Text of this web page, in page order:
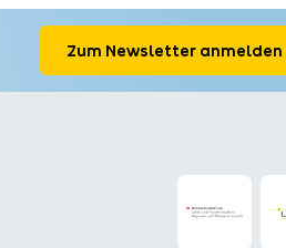
Zum Newsletter anmelden